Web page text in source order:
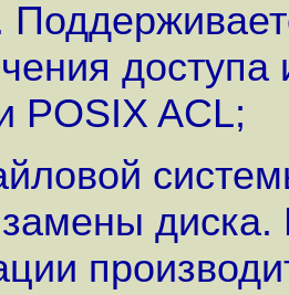
POSIX ACL;
диска.